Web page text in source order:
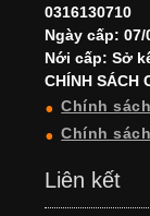
0316130710
Ngày cấp: 07/
Nới cấp: Sở
CHÍNH SÁCH
Chính
Chính
Liên kết